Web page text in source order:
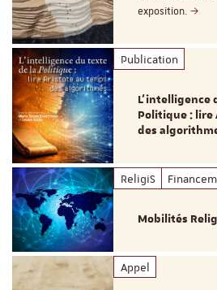
exposition.
Publication
L’intelligence
Politique : lire
des
ReligiS
Mobilités
Appel